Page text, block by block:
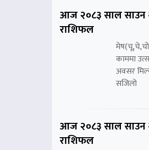
आज २०८३ साल साउन
राशिफल
काममा
अवसर
सजिलो
आज २०८३ साल साउन
राशिफल